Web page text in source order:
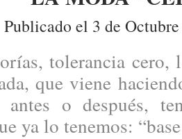
Publicado el 3 de
tolerancia cero,
que viene
o después,
ya lo tenemos: